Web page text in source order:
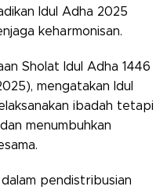
Idul Adha 2025
keharmonisan.
Sholat Idul Adha 1446
mengatakan Idul
ibadah tetapi
menumbuhkan
pendistribusian